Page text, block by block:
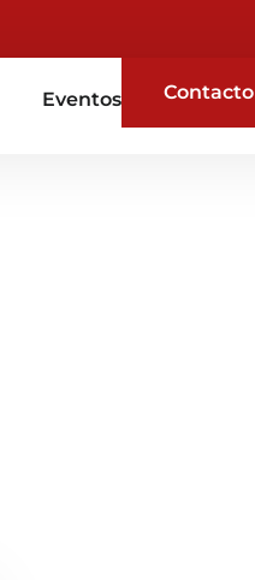
Eventos Contacto